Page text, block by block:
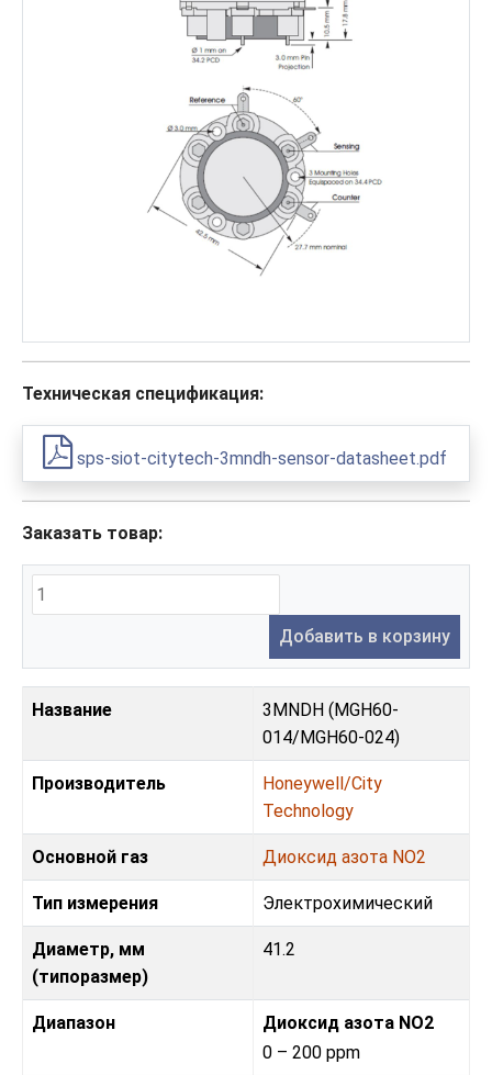
Техническая спецификация:
sps-siot-citytech-3mndh-sensor-datasheet.pdf
Заказать товар:
Добавить в корзину
Название
3MNDH (MGH60-
014/MGH60-024)
Производитель
Honeywell/City
Technology
Основной газ Диоксид азота NO2
Тип измерения Электрохимический
Диаметр, мм
(типоразмер)
41.2
Диапазон
Диоксид азота NO2
0 – 200 ppm